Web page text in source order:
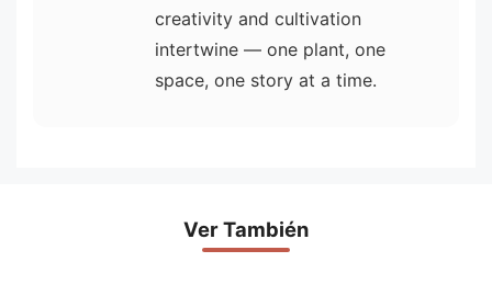
creativity and cultivation
intertwine — one plant, one
space, one story at a time.
Ver También